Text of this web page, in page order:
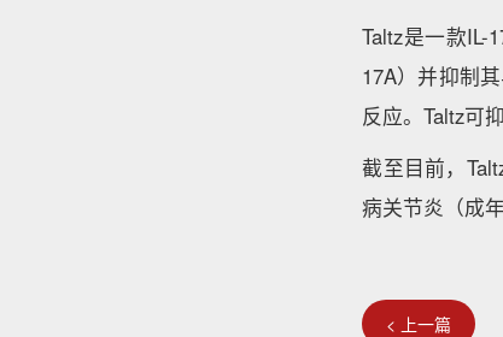
Taltz是一款IL-
17A）并抑制
反应。Taltz可
截至目前，
病关节炎（成
< 上一篇